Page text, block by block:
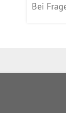
Bei